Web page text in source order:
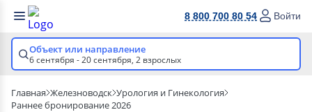
8 800 700 80 54 Войти
Объект или направление
6 сентября - 20 сентября, 2 взрослых
Главная Железноводск Урология и Гинекология
Раннее бронирование 2026